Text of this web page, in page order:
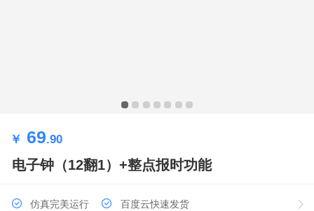
￥ 69.90
电子钟（12翻1）+整点报时功能
仿真完美运行 百度云快速发货